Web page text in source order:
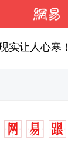
实让人心寒！